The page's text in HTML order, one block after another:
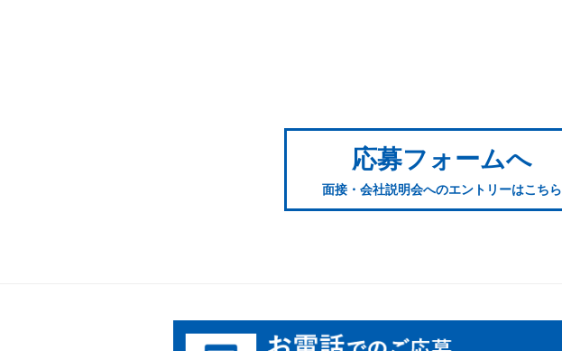
応募フォームへ
面接・会社説明会へのエントリーはこちら